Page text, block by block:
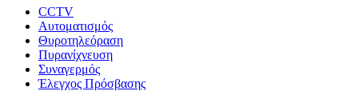
CCTV
Αυτοματισμός
Θυροτηλεόραση
Πυρανίχνευση
Συναγερμός
Έλεγχος Πρόσβασης